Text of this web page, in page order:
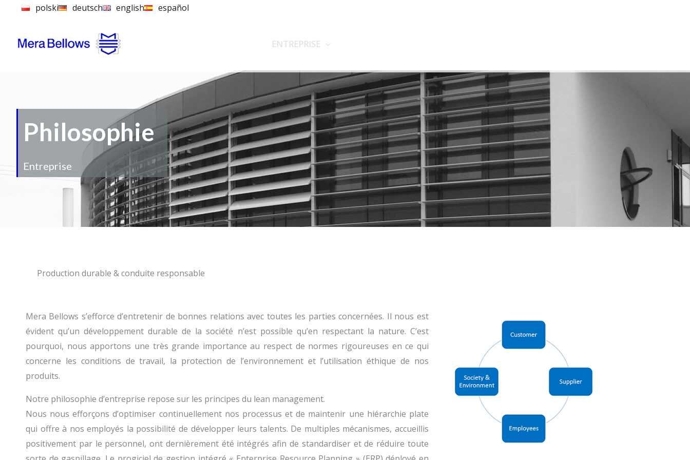
contenu
polski deutsch english español
ENTREPRISE
Philosophie
Entreprise
Production durable & conduite responsable
Mera Bellows s’efforce d’entretenir de bonnes relations avec toutes les parties concernées. Il nous est
évident qu’un développement durable de la société n’est possible qu’en respectant la nature. C’est
pourquoi, nous apportons une très grande importance au respect de normes rigoureuses en ce qui
concerne les conditions de travail, la protection de l’environnement et l’utilisation éthique de nos
produits.
Notre philosophie d’entreprise repose sur les principes du lean management.
Nous nous efforçons d’optimiser continuellement nos processus et de maintenir une hiérarchie plate
qui offre à nos employés la possibilité de développer leurs talents. De multiples mécanismes, accueillis
positivement par le personnel, ont dernièrement été intégrés afin de standardiser et de réduire toute